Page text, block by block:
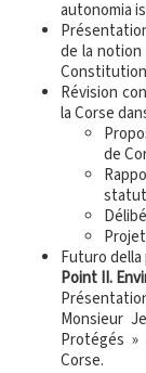
autonomia
de la notion
Révision
la Corse
de
Futuro della
Point II.
Monsieur
Protégés »
Corse.